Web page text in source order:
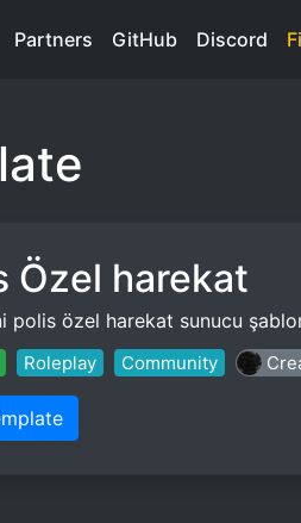
Partners GitHub Discord
Özel harekat
polis özel harekat sunucu
Roleplay Community